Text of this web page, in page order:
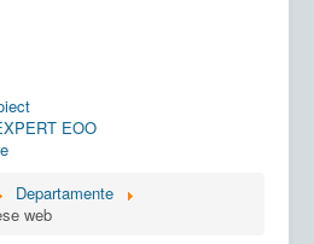
EOO
Departamente
web